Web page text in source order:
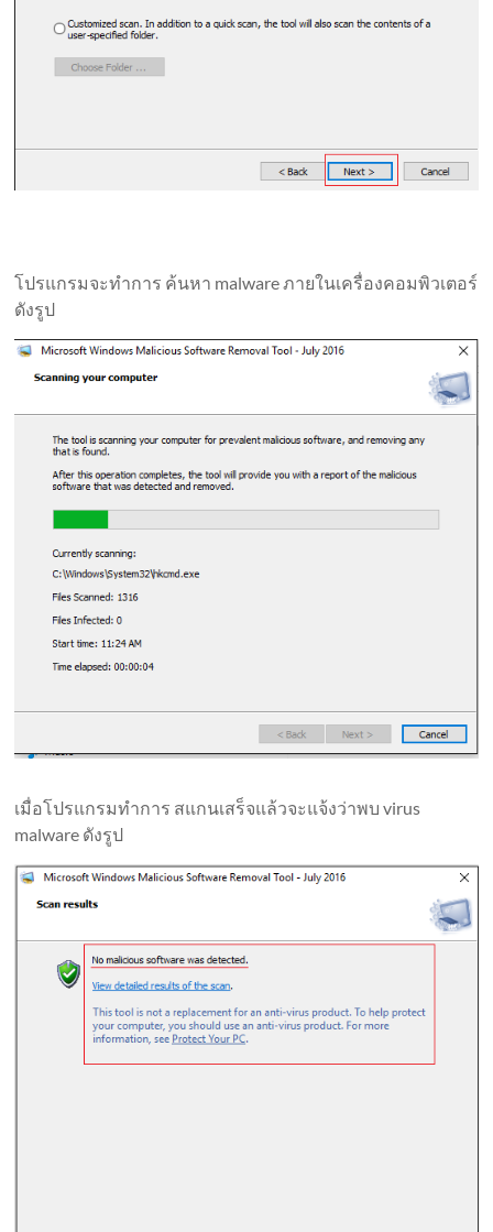
โปรแกรมจะทำการ ค้นหา malware ภายในเครื่องคอมพิวเตอร์
ดังรูป
เมื่อโปรแกรมทำการ สแกนเสร็จแล้วจะแจ้งว่าพบ virus
malware ดังรูป